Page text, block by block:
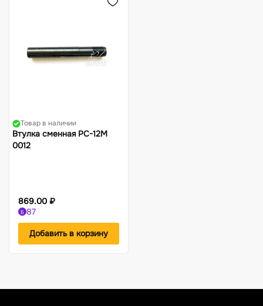
Товар в наличии
Втулка сменная РС-12М
0012
869.00 ₽
Б 87
Добавить в корзину